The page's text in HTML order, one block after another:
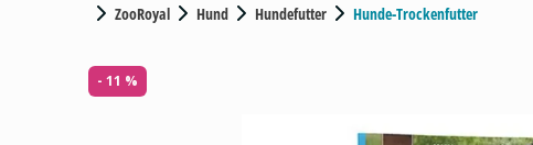
ZooRoyal Hund Hundefutter Hunde-Trockenfutter
- 11 %